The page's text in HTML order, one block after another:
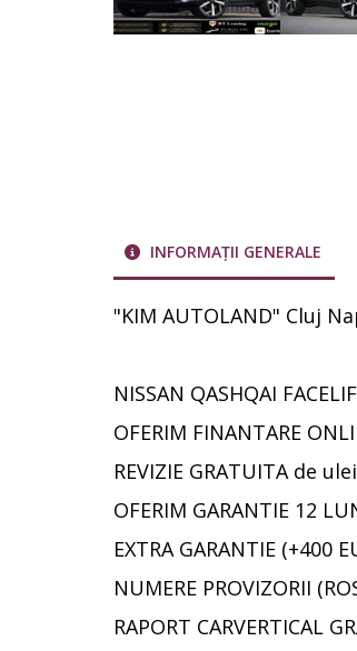
INFORMAȚII GENERALE
"KIM AUTOLAND" Cluj
NISSAN QASHQAI
OFERIM FINANTARE
REVIZIE GRATUITA de
OFERIM GARANTIE 12
EXTRA GARANTIE (+400
NUMERE PROVIZORII
RAPORT CARVERTICAL